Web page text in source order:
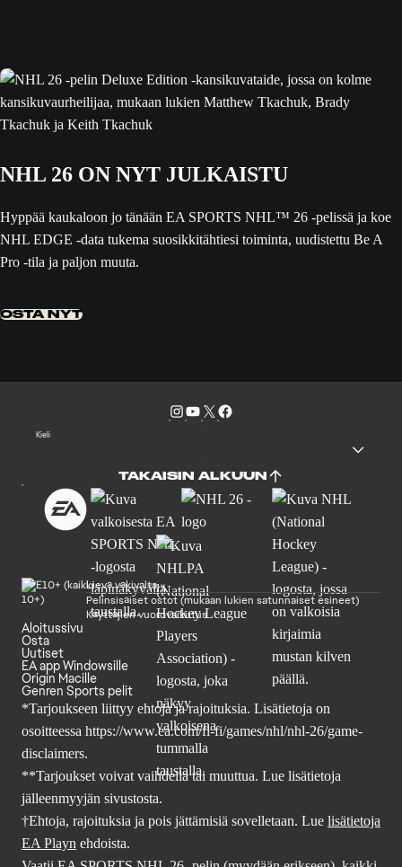
NHL 26 ON NYT JULKAISTU
Hyppää kaukaloon jo tänään EA SPORTS NHL™ 26 -pelissä ja koe
NHL EDGE -data tukema suosikkitähtiesi toiminta, uudistettu Be A
Pro -tila ja paljon muuta.
OSTA NYT
Kieli
TAKAISIN ALKUUN
Lievä väkivalta
Pelinsisäiset ostot (mukaan lukien satunnaiset esineet)
Käyttäjien vuorovaikutus
Aloitussivu
Osta
Uutiset
EA app Windowsille
Origin Macille
Genren Sports pelit
*Tarjoukseen liittyy ehtoja ja rajoituksia. Lisätietoja on
osoitteessa https://www.ea.com/fi-fi/games/nhl/nhl-26/game-
disclaimers.
**Tarjoukset voivat vaihdella tai muuttua. Lue lisätietoja
jälleenmyyjän sivustosta.
†Ehtoja, rajoituksia ja pois jättämisiä sovelletaan. Lue lisätietoja
EA Playn ehdoista.